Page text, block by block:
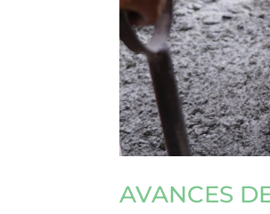
AVANCES